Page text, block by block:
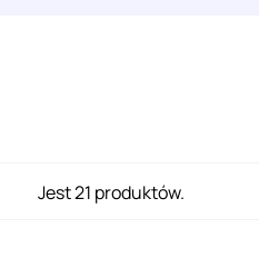
Jest 21 produktów.